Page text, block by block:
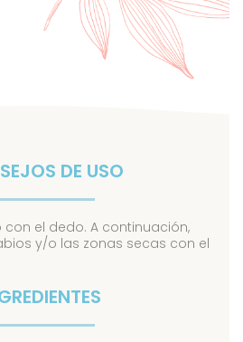
DE USO
el dedo. A continuación,
y/o las zonas secas con el